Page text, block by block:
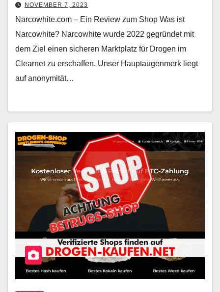
NOVEMBER 7, 2023
Narcowhite.com – Ein Review zum Shop Was ist
Narcowhite? Narcowhite wurde 2022 gegründet mit
dem Ziel einen sicheren Marktplatz für Drogen im
Clearnet zu erschaffen. Unser Hauptaugenmerk liegt
auf anonymität…